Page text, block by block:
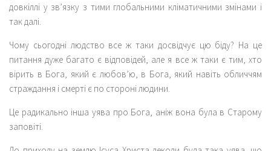
довкіллі у зв’язку з тими глобальними кліматичними змінами і
так далі.
Чому сьогодні людство все ж таки досвідчує цю біду? На це
питання дуже багато є відповідей, але я все ж таки є тим, хто
вірить в Бога, який є любов’ю, в Бога, який навіть обличчям
страждання і смерті є по стороні людини.
Це радикально інша уява про Бога, аніж вона була в Старому
заповіті.